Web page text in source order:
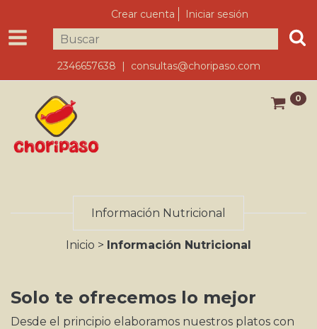
Crear cuenta Iniciar sesión
2346657638 | consultas@choripaso.com
0
Información Nutricional
Inicio > Información Nutricional
Solo te ofrecemos lo mejor
Desde el principio elaboramos nuestros platos con